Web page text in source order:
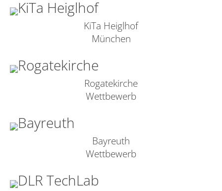
KiTa Heiglhof
München
Rogatekirche
Wettbewerb
Bayreuth
Wettbewerb